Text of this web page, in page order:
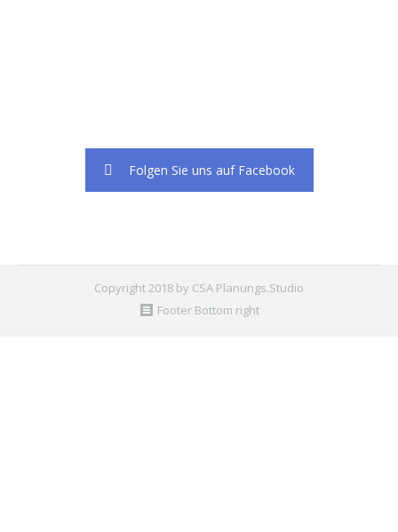
Folgen Sie uns auf Facebook
Copyright 2018 by CSA Planungs.Studio
Footer Bottom right